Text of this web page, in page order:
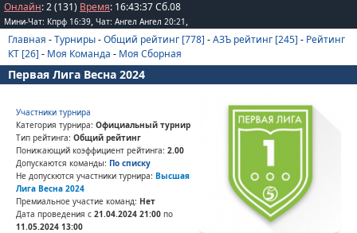
Онлайн: 2 (131) Время: 16:43:37Сб.08
Мини-Чат: Кпрф 16:39, Чат: Ангел Ангел 20:21 ,
Главная -Турниры-Общий рейтинг [778] -АЗЪ рейтинг [245] - Рейтинг
КТ [26] - Моя Команда - Моя Сборная
Первая Лига Весна 2024
Участники турнира
Категория турнира: Официальный турнир
Тип рейтинга: Общий рейтинг
Понижающий коэффициент рейтинга: 2.00
Допускаются команды: По списку
Не допускются участники турнира: Высшая
Лига Весна 2024
Премиальное участие команд: Нет
Дата проведения с 21.04.2024 21:00 по
11.05.2024 13:00